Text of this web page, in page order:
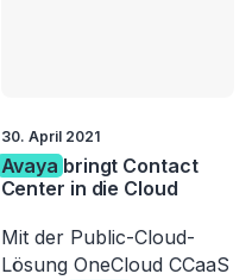
30. April 2021
Avaya bringt Contact
Center in die Cloud
Mit der Public-Cloud-
Lösung OneCloud CCaaS